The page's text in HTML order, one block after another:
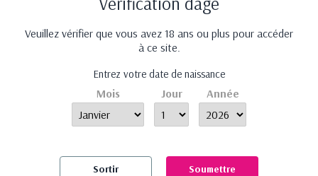
Veuillez vérifier que vous avez 18 ans ou plus pour accéder
à ce site.
Entrez votre date de naissance
Mois Jour Année
Sortir Soumettre